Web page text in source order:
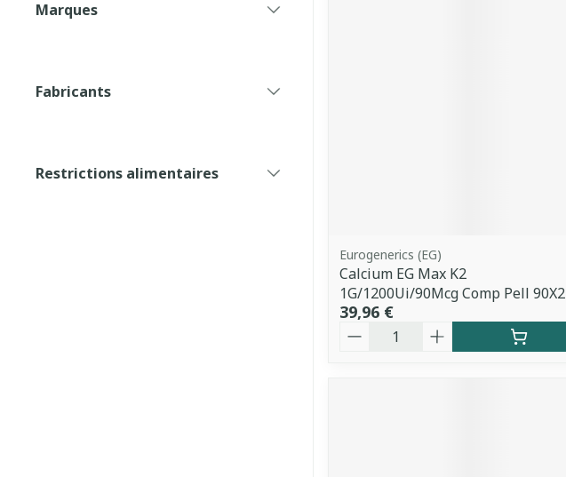
Marques
Fabricants
Restrictions alimentaires
Eurogenerics (EG)
Calcium EG Max K2
1G/1200Ui/90Mcg Comp Pell 90X2
39,96 €
Quantité